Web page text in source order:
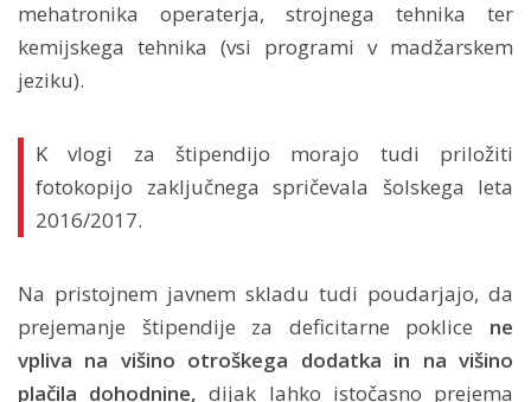
mehatronika operaterja, strojnega tehnika ter
kemijskega tehnika (vsi programi v madžarskem
jeziku).
K vlogi za štipendijo morajo tudi priložiti
fotokopijo zaključnega spričevala šolskega leta
2016/2017.
Na pristojnem javnem skladu tudi poudarjajo, da
prejemanje štipendije za deficitarne poklice ne
vpliva na višino otroškega dodatka in na višino
plačila dohodnine, dijak lahko istočasno prejema